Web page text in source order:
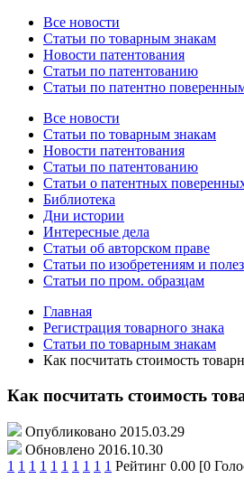
Все новости
Статьи по товарным знакам
Новости патентования
Статьи по патентованию
Статьи по патентно
Все новости
Статьи по товарным знакам
Новости патентования
Статьи по патентованию
Статьи о патентных
Библиотека
Дни истории
Интересные дела
Статьи об авторском праве
Статьи по изобретениям и
Статьи по пром. образцам
Главная
Регистрация товарного знака
Статьи по товарным знакам
Как посчитать стоимость
Как посчитать стоимость
Опубликовано 2015.03.29
Обновлено 2016.10.30
1 1 1 1 1 1 1 1 1 1 Рейтинг 0.00 [0